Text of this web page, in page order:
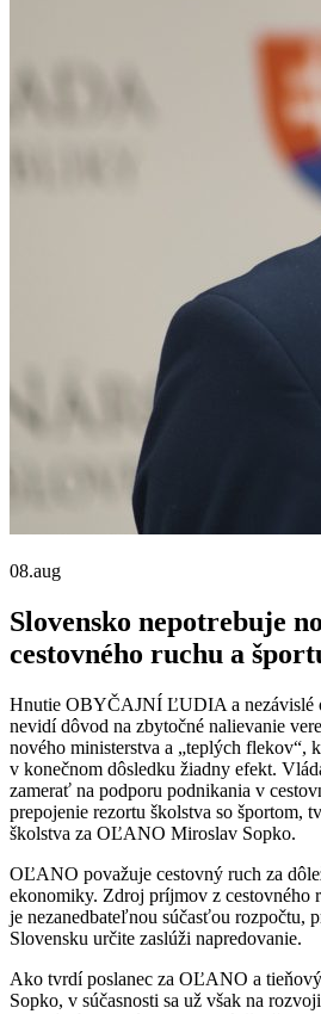
08.aug
Slovensko nepotrebuje
cestovného ruchu a
Hnutie OBYČAJNÍ ĽUDIA a nezávislé
nevidí dôvod na zbytočné nalievanie
nového ministerstva a „teplých flekov“,
v konečnom dôsledku žiadny efekt.
zamerať na podporu podnikania v
prepojenie rezortu školstva so športom,
školstva za OĽANO Miroslav Sopko.
OĽANO považuje cestovný ruch za
ekonomiky. Zdroj príjmov z cestovného
je nezanedbateľnou súčasťou rozpočtu,
Slovensku určite zaslúži napredovanie.
Ako tvrdí poslanec za OĽANO a
Sopko, v súčasnosti sa už však na